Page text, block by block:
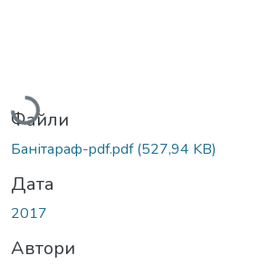
Вантажиться...
Файли
Банітараф-pdf.pdf(527,94 KB)
Дата
2017
Автори